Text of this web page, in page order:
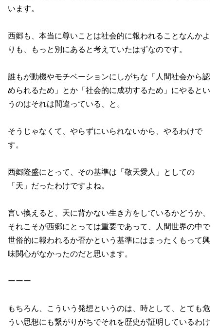
います。
西郷も、本当に尊いことは社会的に報われることなんかよ
りも、もっと別にあると考えていたはずなのです。
誰もが動機やモチベーションにしがちな「人間社会から認
められるため」とか「社会的に成功するため」にやるとい
うのはそれは間違っている、と。
そうじゃなくて、やらずにいられないから、やるわけで
す。
西郷隆盛にとって、その基準は「敬天愛人」としての
「天」だったわけですよね。
言い換えると、天に背かない生き方をしているかどうか、
それこそが西郷にとっては重要であって、人間世界の中で
世俗的に報われるか否かという基準にはまったくもって興
味関心がなかったのだと思います。
ーーー
もちろん、こういう発想というのは、時として、とても危
うい思想にも繋がりがちでそれを歴史が証明しているわけ